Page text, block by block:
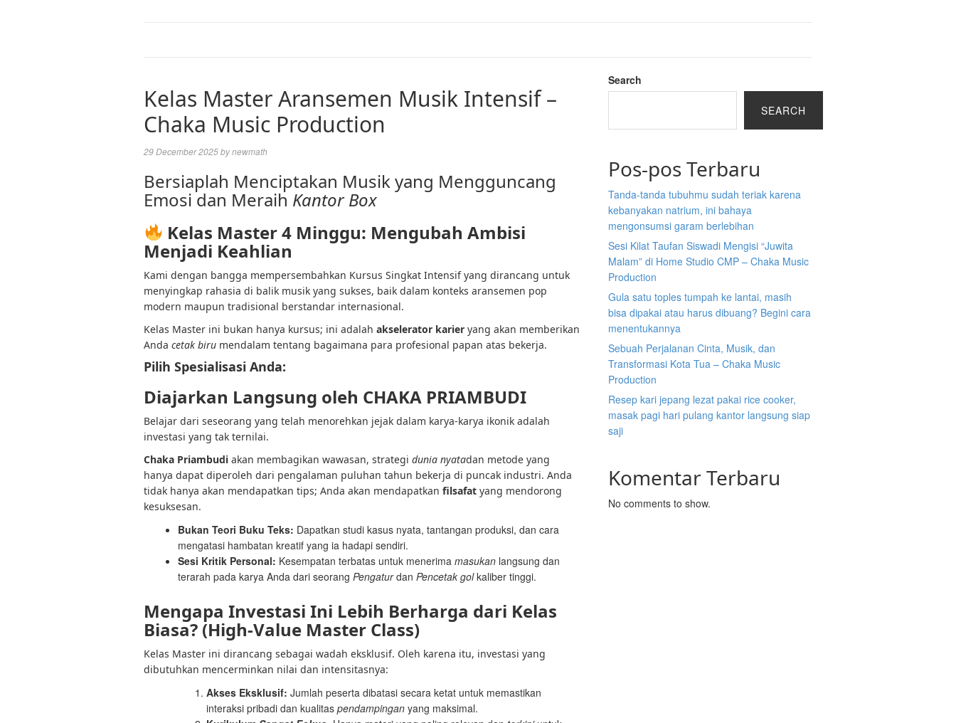
Kelas Master Aransemen Musik Intensif –
Chaka Music Production
29 December 2025bynewmath
Bersiaplah Menciptakan Musik yang Mengguncang
Emosi dan Meraih Kantor Box
Kelas Master 4 Minggu: Mengubah Ambisi
Menjadi Keahlian
Kami dengan bangga mempersembahkan Kursus Singkat Intensif yang dirancang untuk
menyingkap rahasia di balik musik yang sukses, baik dalam konteks aransemen pop
modern maupun tradisional berstandar internasional.
Kelas Master ini bukan hanya kursus; ini adalah akselerator karier yang akan memberikan
Anda cetak biru mendalam tentang bagaimana para profesional papan atas bekerja.
Pilih Spesialisasi Anda:
Diajarkan Langsung oleh CHAKA PRIAMBUDI
Belajar dari seseorang yang telah menorehkan jejak dalam karya-karya ikonik adalah
investasi yang tak ternilai.
Chaka Priambudi akan membagikan wawasan, strategi dunia nyatadan metode yang
hanya dapat diperoleh dari pengalaman puluhan tahun bekerja di puncak industri. Anda
tidak hanya akan mendapatkan tips; Anda akan mendapatkan filsafat yang mendorong
kesuksesan.
Bukan Teori Buku Teks: Dapatkan studi kasus nyata, tantangan produksi, dan cara
mengatasi hambatan kreatif yang ia hadapi sendiri.
Sesi Kritik Personal: Kesempatan terbatas untuk menerima masukan langsung dan
terarah pada karya Anda dari seorang Pengaturdan Pencetak golkaliber tinggi.
Mengapa Investasi Ini Lebih Berharga dari Kelas
Biasa? (High-Value Master Class)
Kelas Master ini dirancang sebagai wadah eksklusif. Oleh karena itu, investasi yang
dibutuhkan mencerminkan nilai dan intensitasnya:
Akses Eksklusif: Jumlah peserta dibatasi secara ketat untuk memastikan
interaksi pribadi dan kualitas pendampingan yang maksimal.
Search
SEARCH
Pos-pos Terbaru
Tanda-tanda tubuhmu sudah teriak karena
kebanyakan natrium, ini bahaya
mengonsumsi garam berlebihan
Sesi Kilat Taufan Siswadi Mengisi “Juwita
Malam” di Home Studio CMP – Chaka Music
Production
Gula satu toples tumpah ke lantai, masih
bisa dipakai atau harus dibuang? Begini cara
menentukannya
Sebuah Perjalanan Cinta, Musik, dan
Transformasi Kota Tua – Chaka Music
Production
Resep kari jepang lezat pakai rice cooker,
masak pagi hari pulang kantor langsung siap
saji
Komentar Terbaru
No comments to show.